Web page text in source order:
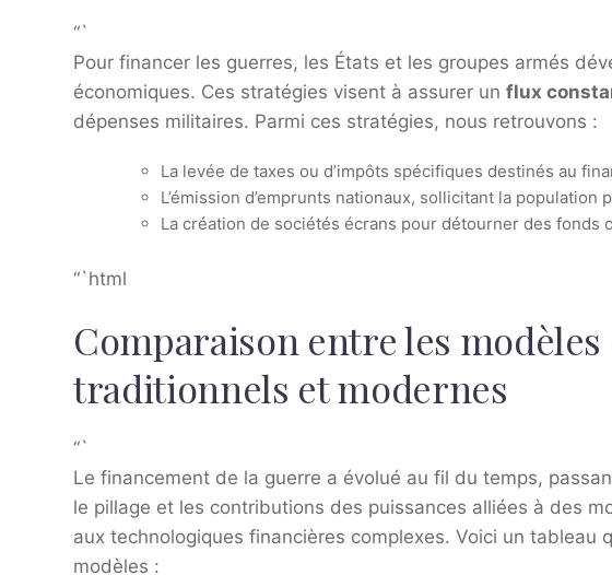
“`
Pour financer les guerres, les États et les groupes armés
économiques. Ces stratégies visent à assurer un flux
dépenses militaires. Parmi ces stratégies, nous retrouvons :
La levée de taxes ou d’impôts spécifiques destinés au
L’émission d’emprunts nationaux, sollicitant la
La création de sociétés écrans pour détourner des fonds
“`html
Comparaison entre les
traditionnels et modernes
“`
Le financement de la guerre a évolué au fil du temps,
le pillage et les contributions des puissances alliées à des
aux technologiques financières complexes. Voici un tableau
modèles :